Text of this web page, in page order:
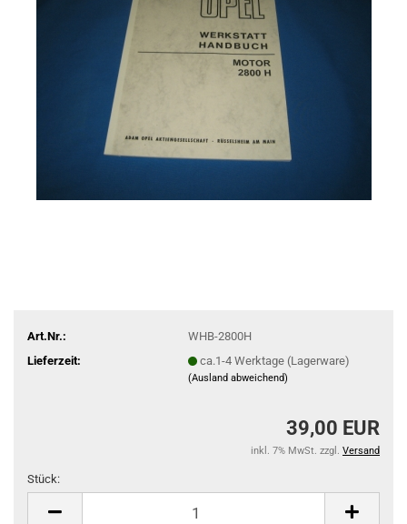
Art.Nr.:
WHB-2800H
Lieferzeit:
ca.1-4 Werktage (Lagerware)
(Ausland abweichend)
39,00 EUR
inkl. 7% MwSt. zzgl. Versand
Stück: